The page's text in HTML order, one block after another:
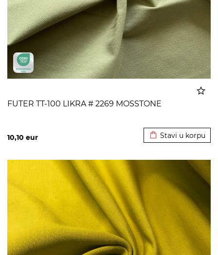
FUTER TT-100 LIKRA # 2269 MOSSTONE
10,10 eur Stavi u korpu